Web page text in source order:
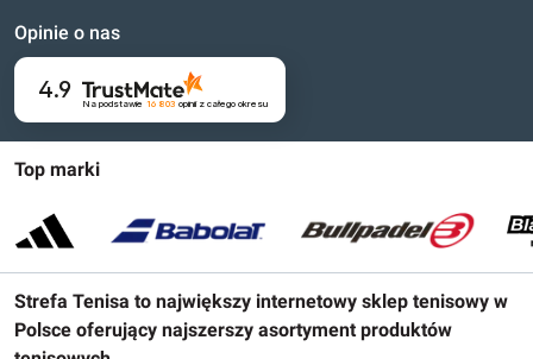
Top marki
Strefa Tenisa to największy internetowy sklep tenisowy w
Polsce oferujący najszerszy asortyment produktów
Opinie o nas
4.9
Na podstawie 16 803 opinii z całego okresu